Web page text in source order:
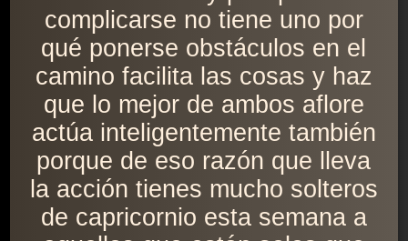
complicarse no tiene uno por
qué ponerse obstáculos en el
camino facilita las cosas y haz
que lo mejor de ambos aflore
actúa inteligentemente también
porque de eso razón que lleva
la acción tienes mucho solteros
de capricornio esta semana a